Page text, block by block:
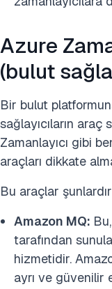
Azure
(bulut
Bir bulut
sağlayıcıların
Zamanlayıcı gibi
araçları dikkate
Bu araçlar
Amazon MQ:
tarafından
hizmetidir.
ayrı ve güvenilir